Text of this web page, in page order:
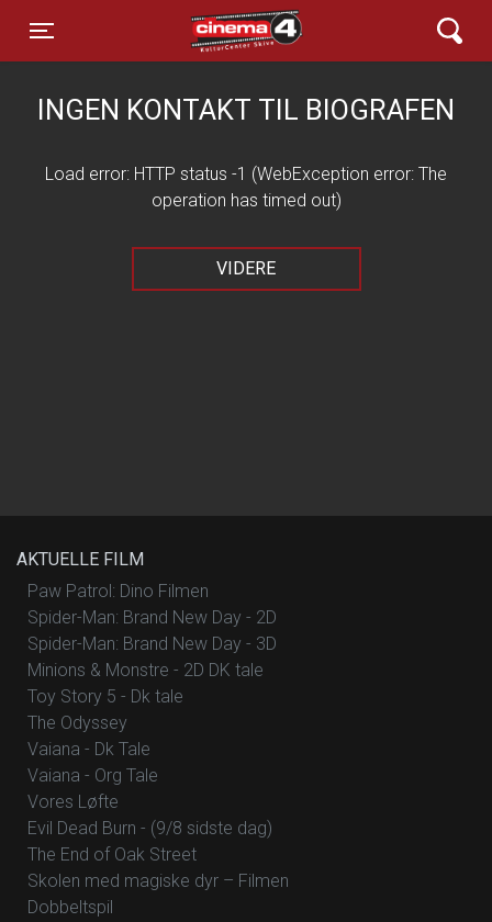
Toggle navigation
Cinema4
INGEN KONTAKT TIL BIOGRAFEN
Load error: HTTP status -1 (WebException error: The
operation has timed out)
VIDERE
AKTUELLE FILM
Paw Patrol: Dino Filmen
Spider-Man: Brand New Day - 2D
Spider-Man: Brand New Day - 3D
Minions & Monstre - 2D DK tale
Toy Story 5 - Dk tale
The Odyssey
Vaiana - Dk Tale
Vaiana - Org Tale
Vores Løfte
Evil Dead Burn - (9/8 sidste dag)
The End of Oak Street
Skolen med magiske dyr – Filmen
Dobbeltspil